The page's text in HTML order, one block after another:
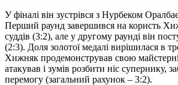
У фіналі він зустрівся з Нурбеком
Перший раунд завершився на користь
суддів (3:2), але у другому раунді він
(2:3). Доля золотої медалі вирішилася в
Хижняк продемонстрував свою
атакував і зумів розбити ніс супернику,
перемогу (загальний рахунок – 3:2).